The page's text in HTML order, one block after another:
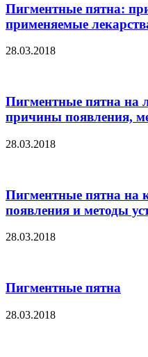
Пигментные пятна:
применяемые
28.03.2018
Пигментные пятна на
причины появления,
28.03.2018
Пигментные пятна на
появления и методы
28.03.2018
Пигментные пятна
28.03.2018